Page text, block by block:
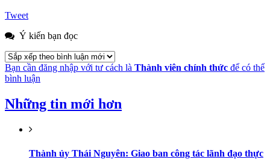
Tweet
Ý kiến bạn đọc
Bạn cần đăng nhập với tư cách là Thành viên chính thức để có thể
bình luận
Những tin mới hơn
Thành ủy Thái Nguyên: Giao ban công tác lãnh đạo thực